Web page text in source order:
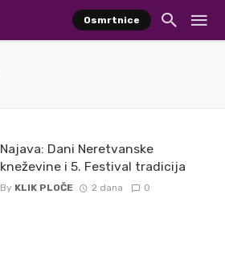
Osmrtnice
Najava: Dani Neretvanske
kneževine i 5. Festival tradicija
By KLIK PLOČE 2 dana 0